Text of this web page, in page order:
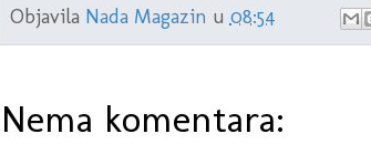
Objavila Nada Magazin u 08:54
Nema komentara: